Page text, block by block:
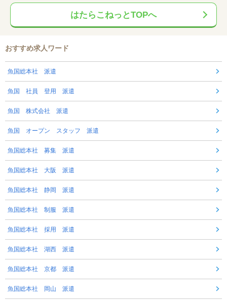
はたらこねっとTOPへ
おすすめ求人ワード
魚国総本社 派遣
魚国 社員 登用 派遣
魚国 株式会社 派遣
魚国 オープン スタッフ 派遣
魚国総本社 募集 派遣
魚国総本社 大阪 派遣
魚国総本社 静岡 派遣
魚国総本社 制服 派遣
魚国総本社 採用 派遣
魚国総本社 湖西 派遣
魚国総本社 京都 派遣
魚国総本社 岡山 派遣